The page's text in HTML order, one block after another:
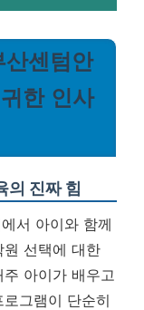
산센텀안
한 인사
의 진짜 힘
서 아이와 함께
선택에 대한
아이가 배우고
그램이 단순히